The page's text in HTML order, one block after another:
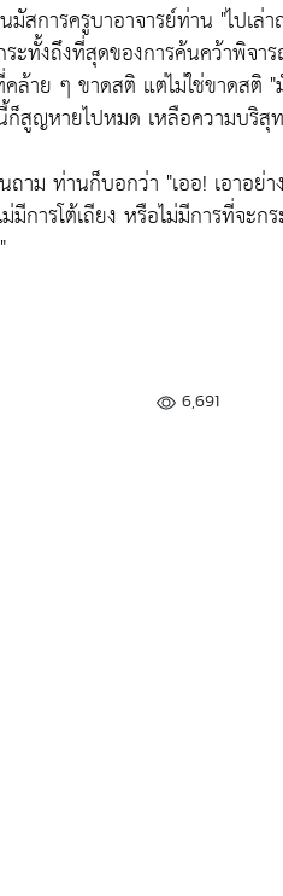
มัสการครูบาอาจารย์ท่าน "ไปเล่
ทั้งถึงที่สุดของการค้นคว้าพิจา
าย ๆ ขาดสติ แต่ไม่ใช่ขาดสติ
ก็สูญหายไปหมด เหลือความบริสุ
ถาม ท่านก็บอกว่า "เออ! เอาอ
การโต้เถียง หรือไม่มีการที่จะ
6,691